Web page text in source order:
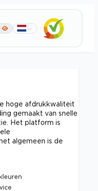
hoge afdrukkwaliteit
gemaakt van snelle
Het platform is
algemeen is de